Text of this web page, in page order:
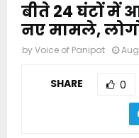
बीते 24 घंटों में
नए मामले,
byVoice of Panipat
SHARE 0